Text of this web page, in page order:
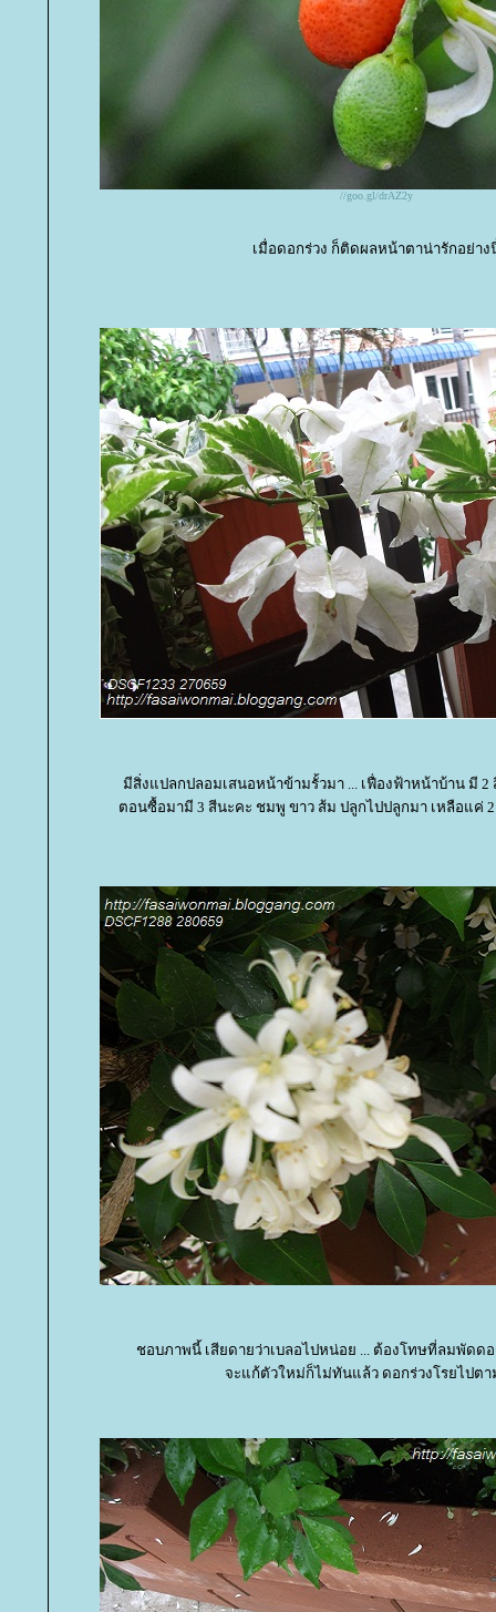
//goo.gl/drAZ2y
เมื่อดอกร่วง ก็ติดผลหน้าตาน่ารักอย่าง
มีสิ่งแปลกปลอมเสนอหน้าข้ามรั้วมา ... เฟื่องฟ้าหน้าบ้าน มี 2
ตอนซื้อมามี 3 สีนะคะ ชมพู ขาว ส้ม ปลูกไปปลูกมา เหลือแค่
ชอบภาพนี้ เสียดายว่าเบลอไปหน่อย ... ต้องโทษที่ลมพัดด
จะแก้ตัวใหม่ก็ไม่ทันแล้ว ดอกร่วงโรยไปตา